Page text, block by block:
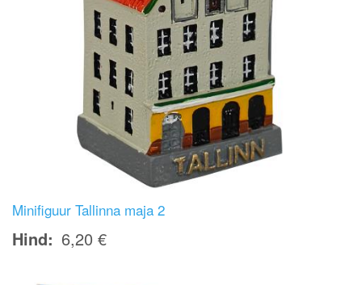
Minifiguur Tallinna maja 2
Hind 6,20 €